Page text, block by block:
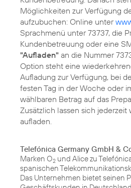
Möglichkeiten zur Verfügung
aufzubuchen: Online unter
Sprachmenü unter 73737, die
Kundenbetreuung oder eine
"Aufladen" an die Nummer
Option steht eine
Aufladung zur Verfügung, bei
festen Tag in der Woche oder
wählbaren Betrag auf das
Zusätzlich lassen sich jederzeit
aufladen.
Telefónica Germany GmbH &
Marken O2 und Alice zu
spanischen
Das Unternehmen bietet seinen